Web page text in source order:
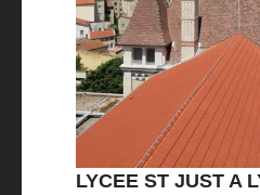
LYCEE ST JUST A